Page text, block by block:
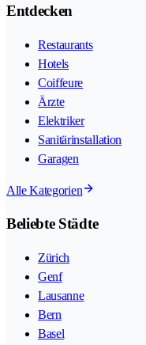
Entdecken
Restaurants
Hotels
Coiffeure
Ärzte
Elektriker
Sanitärinstallation
Garagen
Alle Kategorien
Beliebte Städte
Zürich
Genf
Lausanne
Bern
Basel